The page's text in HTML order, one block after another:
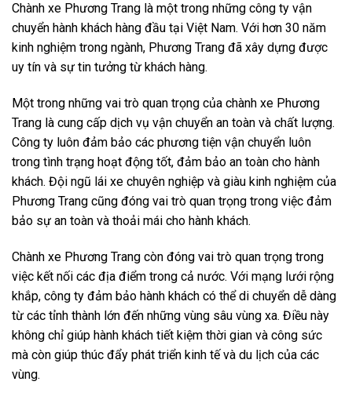
Chành xe Phương Trang là một trong những công ty vận
chuyển hành khách hàng đầu tại Việt Nam. Với hơn 30 năm
kinh nghiệm trong ngành, Phương Trang đã xây dựng được
uy tín và sự tin tưởng từ khách hàng.
Một trong những vai trò quan trọng của chành xe Phương
Trang là cung cấp dịch vụ vận chuyển an toàn và chất lượng.
Công ty luôn đảm bảo các phương tiện vận chuyển luôn
trong tình trạng hoạt động tốt, đảm bảo an toàn cho hành
khách. Đội ngũ lái xe chuyên nghiệp và giàu kinh nghiệm của
Phương Trang cũng đóng vai trò quan trọng trong việc đảm
bảo sự an toàn và thoải mái cho hành khách.
Chành xe Phương Trang còn đóng vai trò quan trọng trong
việc kết nối các địa điểm trong cả nước. Với mạng lưới rộng
khắp, công ty đảm bảo hành khách có thể di chuyển dễ dàng
từ các tỉnh thành lớn đến những vùng sâu vùng xa. Điều này
không chỉ giúp hành khách tiết kiệm thời gian và công sức
mà còn giúp thúc đẩy phát triển kinh tế và du lịch của các
vùng.